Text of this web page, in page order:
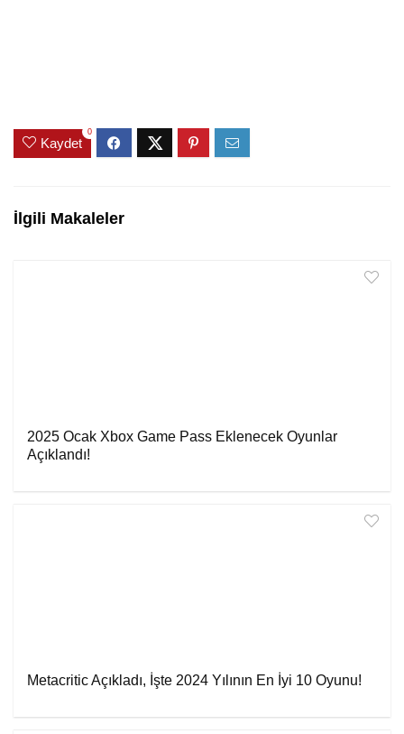
Kaydet
0
İlgili Makaleler
2025 Ocak Xbox Game Pass Eklenecek Oyunlar
Açıklandı!
Metacritic Açıkladı, İşte 2024 Yılının En İyi 10 Oyunu!